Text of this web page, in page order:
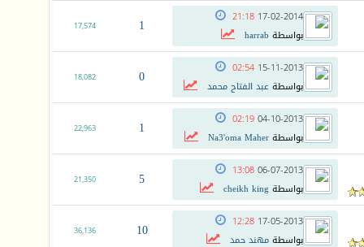
17-02-2014
21:18
بواسطة harrab
1
17,574
15-11-2013
02:54
بواسطةعبد الفتاح محمد 0
18,082
04-10-2013
02:19
بواسطةNa3'oma Maher
1
22,963
06-07-2013
13:08
بواسطةcheikh king
5
21,350
17-05-2013
12:28
بواسطةمهند حمد 10
36,136